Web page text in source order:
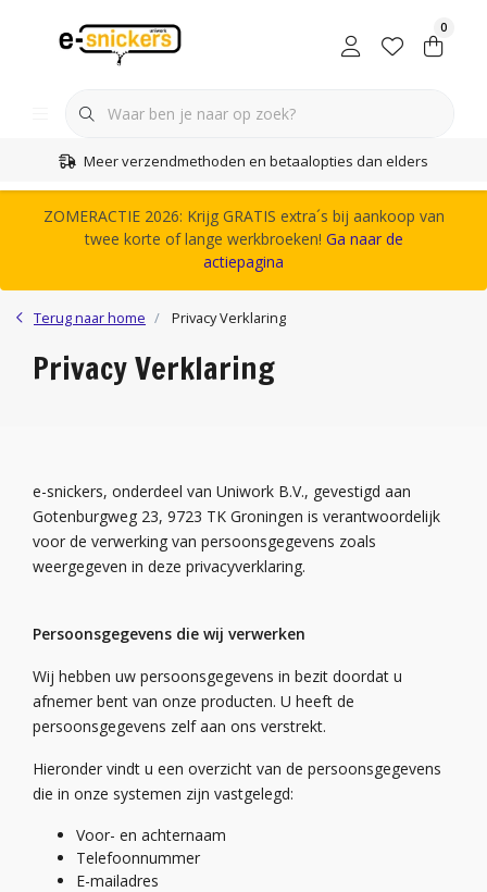
0
Meer verzendmethoden en betaalopties dan elders
ZOMERACTIE 2026: Krijg GRATIS extra´s bij aankoop van
twee korte of lange werkbroeken! Ga naar de
actiepagina
Terug naar home Privacy Verklaring
Privacy Verklaring
e-snickers, onderdeel van Uniwork B.V., gevestigd aan
Gotenburgweg 23, 9723 TK Groningen is verantwoordelijk
voor de verwerking van persoonsgegevens zoals
weergegeven in deze privacyverklaring.
Persoonsgegevens die wij verwerken
Wij hebben uw persoonsgegevens in bezit doordat u
afnemer bent van onze producten. U heeft de
persoonsgegevens zelf aan ons verstrekt.
Hieronder vindt u een overzicht van de persoonsgegevens
die in onze systemen zijn vastgelegd:
Voor- en achternaam
Telefoonnummer
E-mailadres